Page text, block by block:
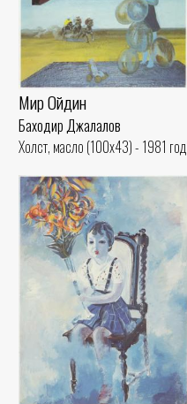
Мир Ойдин
Баходир Джалалов
Холст, масло (100x43) - 1981 год